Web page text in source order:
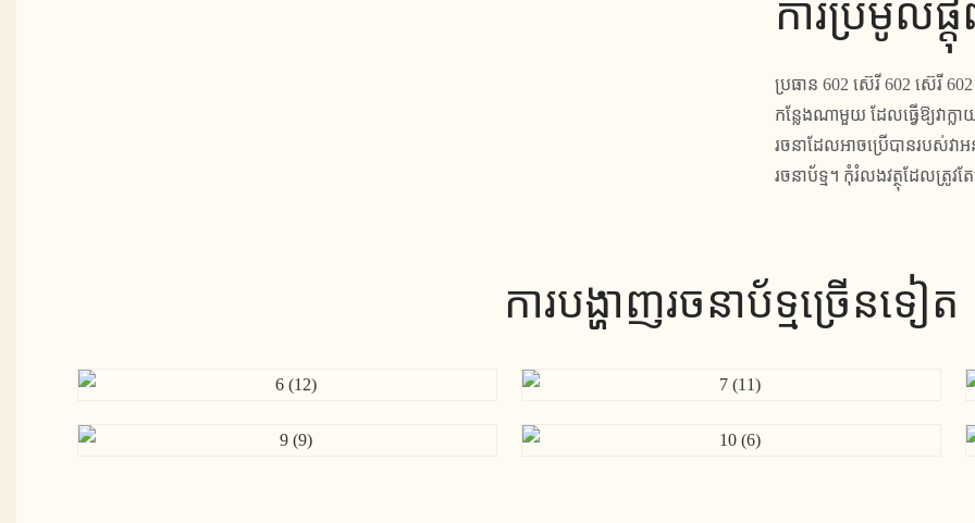
ការប្រមូលផ្
ប្រធាន 602 ស៊េរី 602 ស៊េរី
កន្លែងណាមួយ ដែលធ្វើឱ្យវាក្
រចនា​ដែល​អាច​ប្រើ​បាន​របស់​វា​
រចនាប័ទ្ម។ កុំ​រំលង​វត្ថុ​ដែល​ត្រូវ​ត
ការបង្ហាញរចនាប័ទ្មច្រើនទៀត